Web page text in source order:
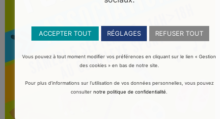
ACCEPTER TOUT RÉGLAGES REFUSER TOUT
Vous pouvez à tout moment modifier vos préférences en cliquant sur le lien « Gestion
des cookies » en bas de notre site.
Pour plus d’informations sur l’utilisation de vos données personnelles, vous pouvez
consulternotre politique de confidentialité.